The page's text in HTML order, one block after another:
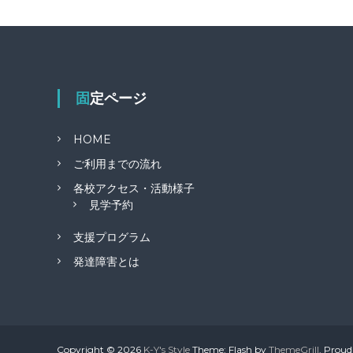
固定ページ
HOME
ご利用までの流れ
各校アクセス・活動様子
見学予約
支援プログラム
発達障害とは
Copyright © 2026 K-Y's Style Theme: Flash by ThemeGrill.